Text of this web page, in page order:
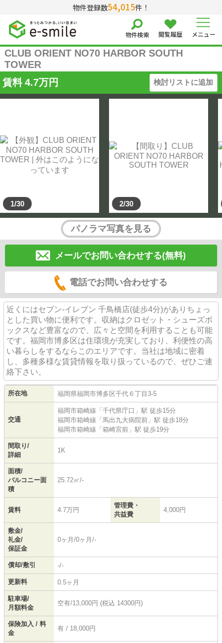
物件登録数54,015件！
物件検索 閲覧履歴 メニュー
CLUB ORIENT NO70 HARBOR SOUTH
TOWER
賃料 4.7万円 検討リストに追加
1/30 2/30
パノラマ写真を見る
メールでお問い合わせする(無料)
電話でお問い合わせする
近くにはセブン‐イレブン 千鳥橋店(徒歩4分)がありちょっ
とした買い物に便利です。収納はクロゼット・シューズボ
ックスなど豊富なので、広々と空間を利用することも可能
です。福岡市博多区は住環境が充実しており、利便性の高
い暮らしをするならこのエリアです。当社は地域に密着
し、多種多様な賃貸情報を取り扱っているので、ぜひご連
絡下さい。
所在地 福岡県福岡市博多区千代 ６丁目3-5
交通
福岡市箱崎線 「千代県庁口 」駅 徒歩15分
福岡市箱崎線 「馬出九大病院前 」駅 徒歩18分
福岡市箱崎線 「箱崎宮前 」駅 徒歩19分
間取り/
詳細
1K
面積/
バルコニー面
積
25.72㎡/-
賃料 4.7万円
管理費・
共益費
4,000円
敷金/
礼金/
保証金
0ヶ月/0ヶ月/-
償却/敷引 -/-
更新料 0.5ヶ月
駐車場/
月額料金
空有/13,000円 (税込 14300円)
保険加入 / 料
金
有 / 18,000円